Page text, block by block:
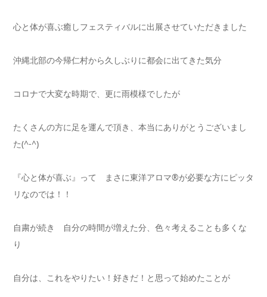
心と体が喜ぶ癒しフェスティバルに出展させていただきました
沖縄北部の今帰仁村から久しぶりに都会に出てきた気分
コロナで大変な時期で、更に雨模様でしたが
たくさんの方に足を運んで頂き、本当にありがとうございまし
た(^-^)
『心と体が喜ぶ』って まさに東洋アロマ®が必要な方にピッタ
リなのでは！！
自粛が続き 自分の時間が増えた分、色々考えることも多くな
り
自分は、これをやりたい！好きだ！と思って始めたことが